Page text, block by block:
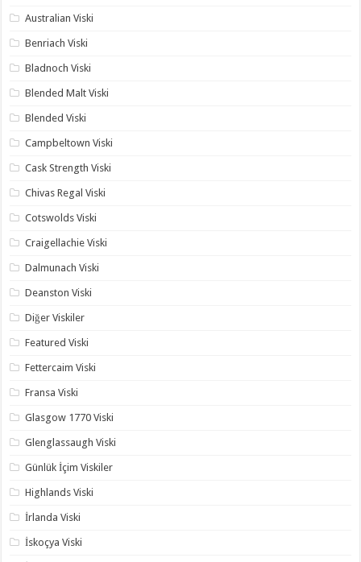
Australian Viski
Benriach Viski
Bladnoch Viski
Blended Malt Viski
Blended Viski
Campbeltown Viski
Cask Strength Viski
Chivas Regal Viski
Cotswolds Viski
Craigellachie Viski
Dalmunach Viski
Deanston Viski
Diğer Viskiler
Featured Viski
Fettercaim Viski
Fransa Viski
Glasgow 1770 Viski
Glenglassaugh Viski
Günlük İçim Viskiler
Highlands Viski
İrlanda Viski
İskoçya Viski